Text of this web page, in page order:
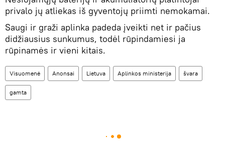
privalo jų atliekas iš gyventojų priimti nemokamai.
Saugi ir graži aplinka padeda įveikti net ir pačius
didžiausius sunkumus, todėl rūpindamiesi ja
rūpinamės ir vieni kitais.
Visuomenė Anonsai Lietuva Aplinkos ministerija švara
gamta